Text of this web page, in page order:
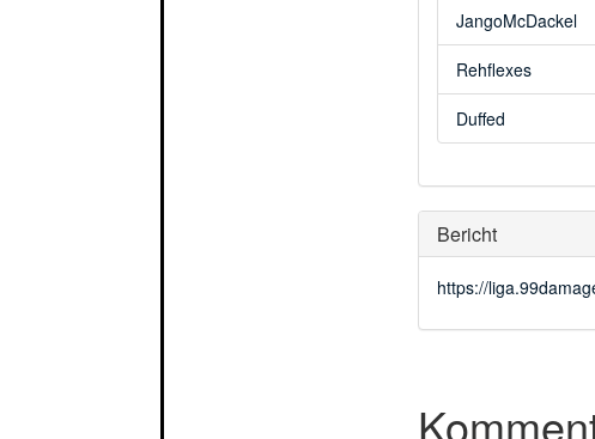
JangoMcDackel
Rehflexes
Duffed
Bericht
https://